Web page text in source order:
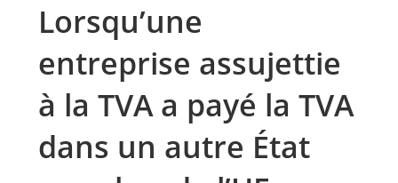
Lorsqu’une
entreprise assujettie
à la TVA a payé la TVA
dans un autre État